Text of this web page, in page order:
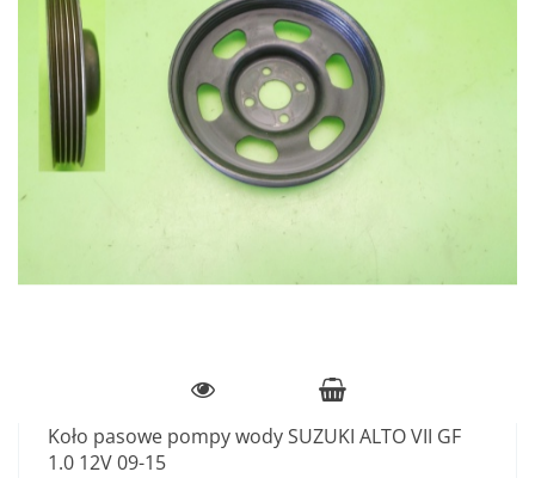
Koło pasowe pompy wody SUZUKI ALTO VII GF
1.0 12V 09-15